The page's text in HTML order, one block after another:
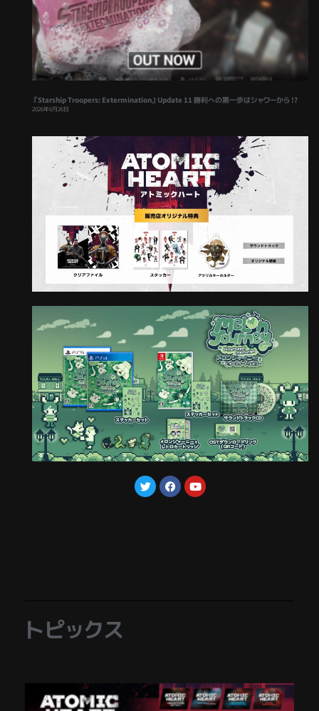
『Starship Troopers: Extermination』Update 11 勝利への第一歩はシャワーから !?
2026年6月26日
トピックス